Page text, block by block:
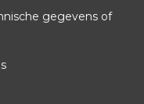
gegevens of